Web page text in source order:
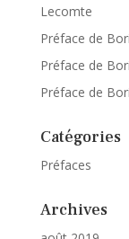
Lecomte
Préface de
Préface de
Préface de
Catégories
Préfaces
Archives